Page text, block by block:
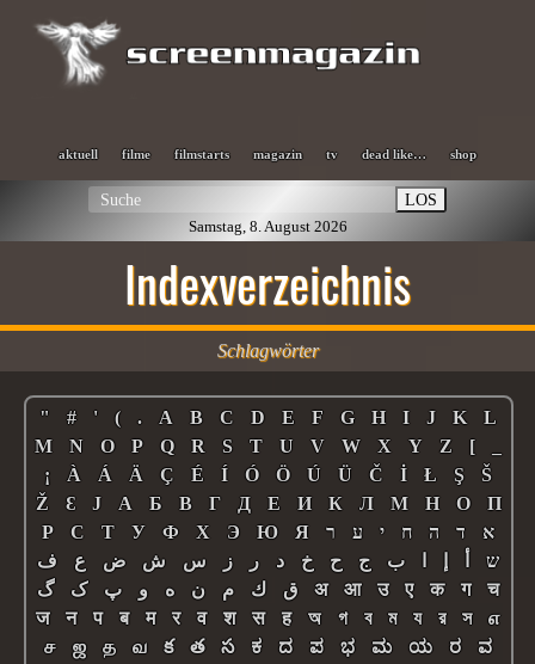
aktuell filme filmstarts magazin tv dead like… shop
LOS
Samstag, 8. August 2026
Indexverzeichnis
Schlagwörter
" # ' ( . A B C D E F G H I J K
L
M
N O P Q R S T U V W X Y Z [
¡
À Á Ä Ç É Í Ó Ö Ú Ü Č İ Ł Ş
Š
Ž
Ɛ Ј А Б В Г Д Е И К Л М Н О
П
Р
С Т У Ф Х Э Ю Я א ד ה ח י ע
ר
ש
ب ج ح خ د ر ز س ش ض ع
ف
ق
ك م ن ه و پ ک گ अ आ उ ए क ग
च
ज
न प ब म र व श स ह অ গ ব ম য র স
எ
ச
ஜ த வ క త స ಕ ದ ಪ ಭ ಮ ಯ ರ
ವ